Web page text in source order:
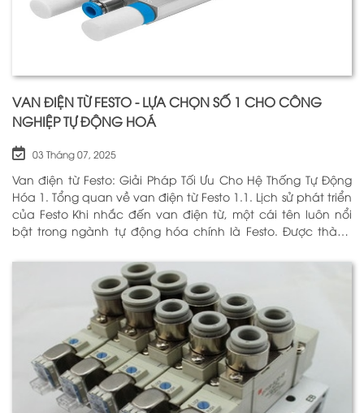
VAN ĐIỆN TỪ FESTO - LỰA CHỌN SỐ 1 CHO CÔNG
NGHIỆP TỰ ĐỘNG HOÁ
03 Tháng 07, 2025
Van điện từ Festo: Giải Pháp Tối Ưu Cho Hệ Thống Tự Động
Hóa 1. Tổng quan về van điện từ Festo 1.1. Lịch sử phát triển
của Festo Khi nhắc đến van điện từ, một cái tên luôn nổi
bật trong ngành tự động hóa chính là Festo. Được thành